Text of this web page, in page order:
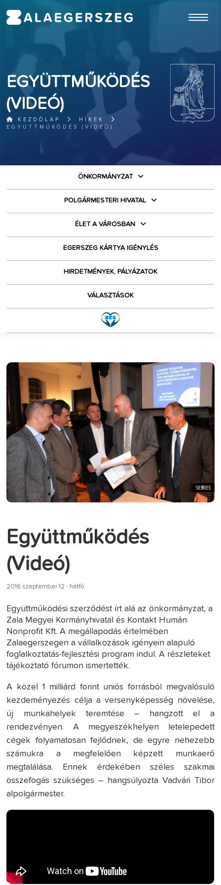
EGYÜTTMŰKÖDÉS
(VIDEÓ)
KEZDŐLAP
HÍREK
EGYÜTTMŰKÖDÉS (VIDEÓ)
ÖNKORMÁNYZAT
POLGÁRMESTERI HIVATAL
ÉLET A VÁROSBAN
EGERSZEG KÁRTYA IGÉNYLÉS
HIRDETMÉNYEK, PÁLYÁZATOK
VÁLASZTÁSOK
Együttműködés
(Videó)
2016 szeptember 12 - hétfő
Együttműködési szerződést írt alá az önkormányzat, a
Zala Megyei Kormányhivatal és Kontakt Humán
Nonprofit Kft. A megállapodás értelmében
Zalaegerszegen a vállalkozások igényein alapuló
foglalkoztatás-fejlesztési program indul. A részleteket
tájékoztató fórumon ismertették.
A közel 1 milliárd forint uniós forrásból megvalósuló
kezdeményezés célja a versenyképesség növelése,
új munkahelyek teremtése – hangzott el a
rendezvényen. A megyeszékhelyen letelepedett
cégek folyamatosan fejlődnek, de egyre nehezebb
számukra a megfelelően képzett munkaerő
megtalálása. Ennek érdekében széles szakmai
összefogás szükséges – hangsúlyozta Vadvári Tibor
alpolgármester.